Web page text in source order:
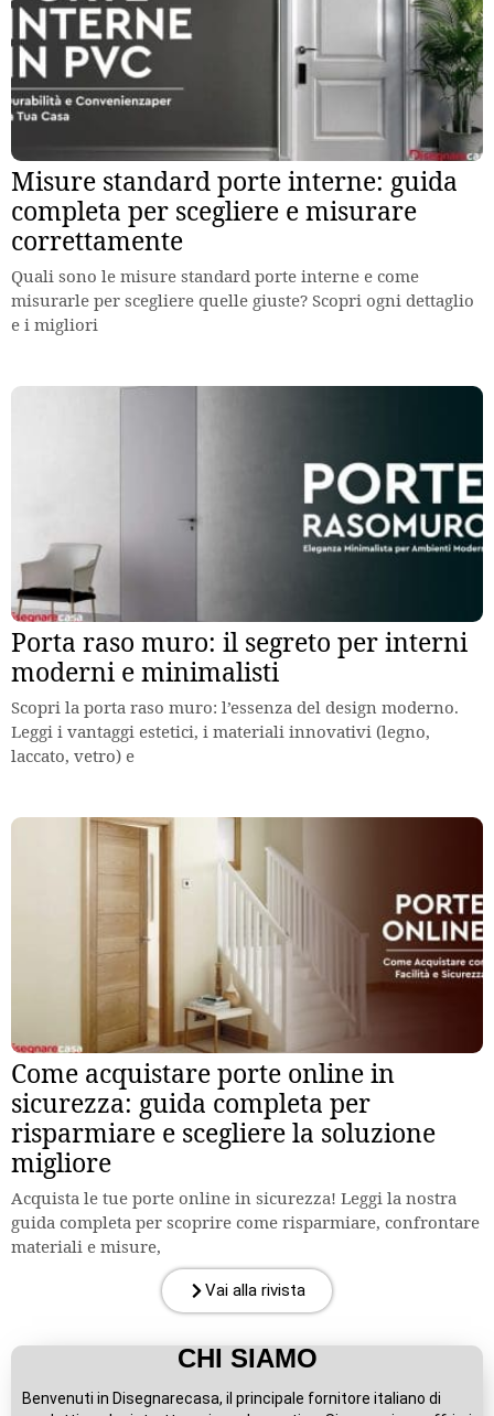
Misure standard porte interne: guida
completa per scegliere e misurare
correttamente
Quali sono le misure standard porte interne e come
misurarle per scegliere quelle giuste? Scopri ogni dettaglio
e i migliori
Porta raso muro: il segreto per interni
moderni e minimalisti
Scopri la porta raso muro: l’essenza del design moderno.
Leggi i vantaggi estetici, i materiali innovativi (legno,
laccato, vetro) e
Come acquistare porte online in
sicurezza: guida completa per
risparmiare e scegliere la soluzione
migliore
Acquista le tue porte online in sicurezza! Leggi la nostra
guida completa per scoprire come risparmiare, confrontare
materiali e misure,
Vai alla rivista
CHI SIAMO
Benvenuti in Disegnarecasa, il principale fornitore italiano di